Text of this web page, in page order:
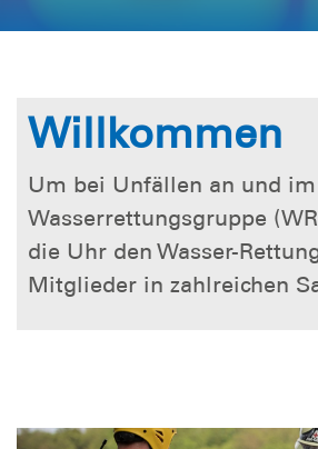
Willkommen
Um bei Unfällen an und
Wasserrettungsgruppe
die Uhr den Wasser-
Mitglieder in zahlreichen